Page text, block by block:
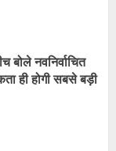
बोले नवनिर्वाचित
ही होगी सबसे बड़ी